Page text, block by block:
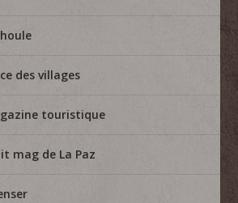
des villages
touristique
mag de La Paz